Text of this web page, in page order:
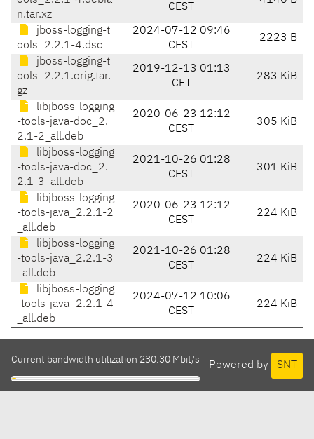
n.tar.xz
CEST
jboss-logging-t
ools_2.2.1-4.dsc
2024-07-12 09:46
CEST
2223 B
jboss-logging-t
ools_2.2.1.orig.tar.
gz
2019-12-13 01:13
CET
283 KiB
libjboss-logging
-tools-java-doc_2.
2.1-2_all.deb
2020-06-23 12:12
CEST
305 KiB
libjboss-logging
-tools-java-doc_2.
2.1-3_all.deb
2021-10-26 01:28
CEST
301 KiB
libjboss-logging
-tools-java_2.2.1-2
_all.deb
2020-06-23 12:12
CEST
224 KiB
libjboss-logging
-tools-java_2.2.1-3
_all.deb
2021-10-26 01:28
CEST
224 KiB
libjboss-logging
-tools-java_2.2.1-4
_all.deb
2024-07-12 10:06
CEST
224 KiB
Powered by SNT
Current bandwidth utilization 230.30 Mbit/s